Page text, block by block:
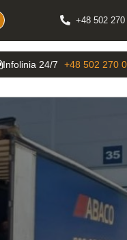
+48 502 270
Infolinia 24/7 +48 502 270